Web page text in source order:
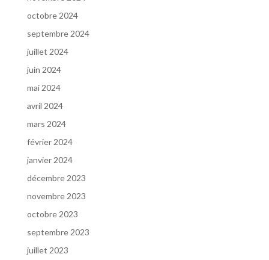
octobre 2024
septembre 2024
juillet 2024
juin 2024
mai 2024
avril 2024
mars 2024
février 2024
janvier 2024
décembre 2023
novembre 2023
octobre 2023
septembre 2023
juillet 2023